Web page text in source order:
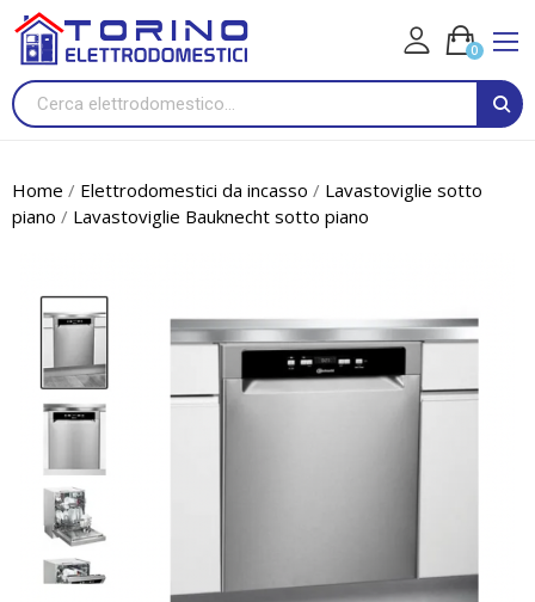
0
Home Elettrodomestici da incasso
Lavastoviglie sotto
piano
Lavastoviglie Bauknecht sotto piano